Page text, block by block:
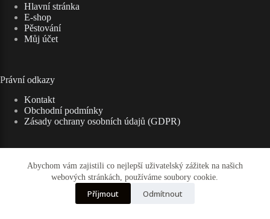
Abychom vám zajistili co nejlepší uživatelský zážitek na našich
webových stránkách, používáme soubory cookie.
Příjmout Odmítnout
Hlavní stránka
E-shop
Pěstování
Můj účet
Právní odkazy
Kontakt
Obchodní podmínky
Zásady ochrany osobních údajů (GDPR)
Adresa:
Kaktusy - Ryšavý (zadní vchod) Bezručova,
684 01 Slavkov u Brna
E-mail: